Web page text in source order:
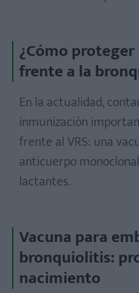
¿Cómo
frente a la
En la actualidad,
inmunización
frente al VRS: una
anticuerpo
lactantes.
Vacuna para
bronquiolitis:
nacimiento